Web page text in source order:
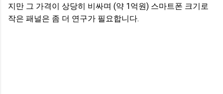
지만 그 가격이 상당히 비싸며 (약 1억원) 스마트폰 크기로
작은 패널은 좀 더 연구가 필요합니다.